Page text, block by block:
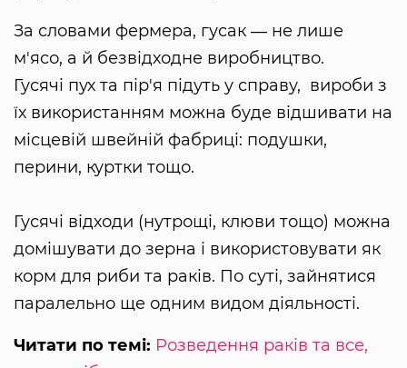
За словами фермера, гусак ― не лише
м'ясо, а й безвідходне виробництво.
Гусячі пух та пір'я підуть у справу, вироби з
їх використанням можна буде відшивати на
місцевій швейній фабриці: подушки,
перини, куртки тощо.
Гусячі відходи (нутрощі, клюви тощо) можна
домішувати до зерна і використовувати як
корм для риби та раків. По суті, зайнятися
паралельно ще одним видом діяльності.
Читати по темі: Розведення раків та все,